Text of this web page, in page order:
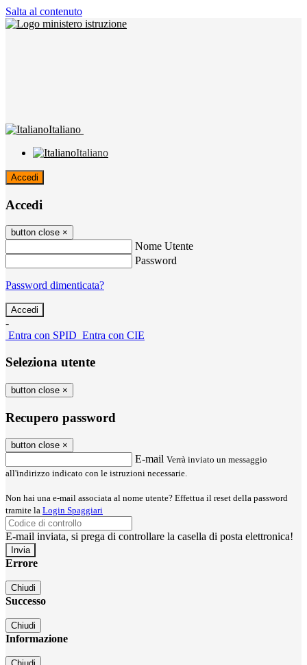
Salta al contenuto
Italiano
Italiano
Accedi
Accedi
button close ×
Nome Utente
Password
Password dimenticata?
-
Entra con SPID Entra con CIE
Seleziona utente
button close ×
Recupero password
button close ×
E-mail Verrà inviato un messaggio
all'indirizzo indicato con le istruzioni necessarie.
Non hai una e-mail associata al nome utente? Effettua il reset della password
tramite la Login Spaggiari
E-mail inviata, si prega di controllare la casella di posta elettronica!
Errore
Chiudi
Successo
Chiudi
Informazione